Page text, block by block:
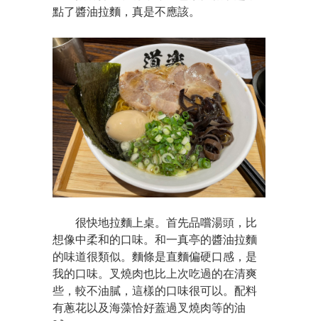
點了醬油拉麵，真是不應該。
很快地拉麵上桌。首先品嚐湯頭，比
想像中柔和的口味。和一真亭的醬油拉麵
的味道很類似。麵條是直麵偏硬口感，是
我的口味。叉燒肉也比上次吃過的在清爽
些，較不油膩，這樣的口味很可以。配料
有蔥花以及海藻恰好蓋過叉燒肉等的油